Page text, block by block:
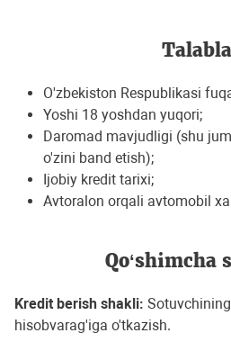
O'zbekiston Respublikasi
Yoshi 18 yoshdan yuqori;
Daromad mavjudligi (shu
o'zini band etish);
Ijobiy kredit tarixi;
Avtoralon orqali avtomobil
Qo‘shimcha
Kredit berish shakli:
hisobvarag'iga o'tkazish.